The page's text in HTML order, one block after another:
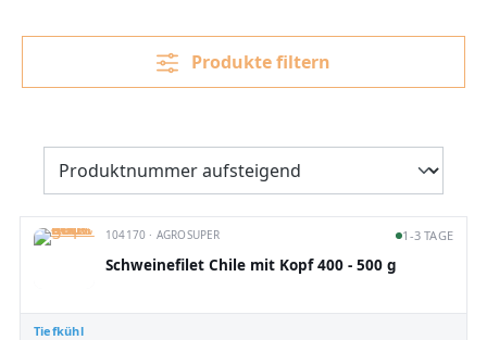
Produkte filtern
Tiefkühl
104170 · AGROSUPER 1-3 TAGE
Schweinefilet Chile mit Kopf 400 - 500 g